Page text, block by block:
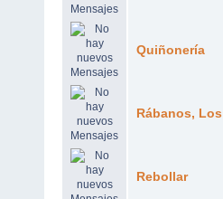
Quiñonería
Rábanos, Los
Rebollar